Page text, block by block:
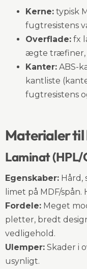
Kerne: typisk
fugtresistens
Overflade: fx
ægte træfiner,
Kanter: ABS-
kantliste
fugtresistens
Materialer
Laminat (HPL/
Egenskaber:
limet på MDF/
Fordele: Meget
pletter, bredt
vedligehold.
Ulemper: Skader i
usynligt.